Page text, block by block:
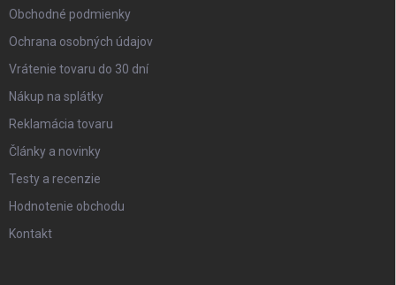
Obchodné podmienky
Ochrana osobných údajov
Vrátenie tovaru do 30 dní
Nákup na splátky
Reklamácia tovaru
Články a novinky
Testy a recenzie
Hodnotenie obchodu
Kontakt